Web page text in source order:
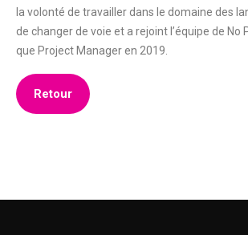
la volonté de travailler dans le domaine des
de changer de voie et a rejoint l’équipe de No
que Project Manager en 2019.
Retour